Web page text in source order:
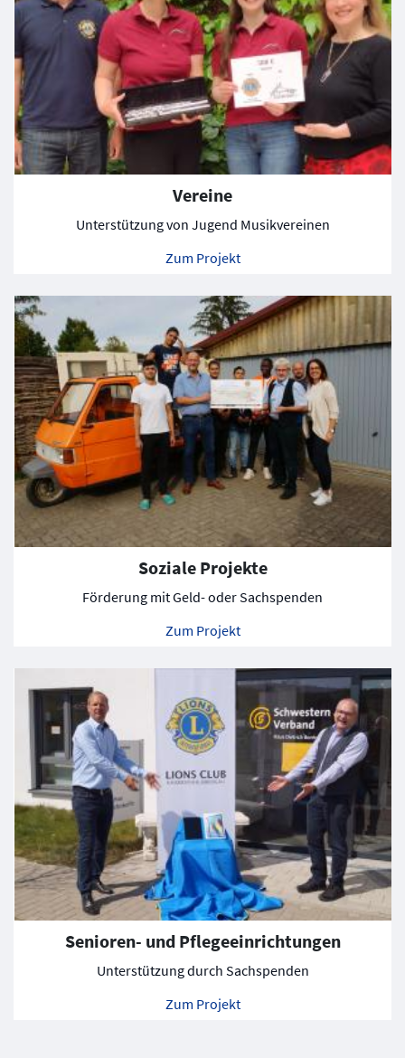
Vereine
Unterstützung von Jugend Musikvereinen
Zum Projekt
Soziale Projekte
Förderung mit Geld- oder Sachspenden
Zum Projekt
Senioren- und Pflegeeinrichtungen
Unterstützung durch Sachspenden
Zum Projekt